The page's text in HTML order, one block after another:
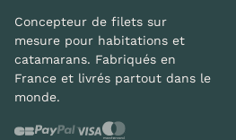
Concepteur de filets sur
mesure pour habitations et
catamarans. Fabriqués en
France et livrés partout dans le
monde.